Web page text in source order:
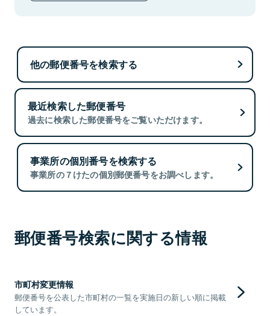
他の郵便番号を検索する
最近検索した郵便番号
過去に検索した郵便番号をご覧いただけます。
事業所の個別番号を検索する
事業所の７けたの個別郵便番号をお調べします。
郵便番号検索に関する情報
市町村変更情報
郵便番号を公表した市町村の一覧を実施日の新しい順に掲載
しています。